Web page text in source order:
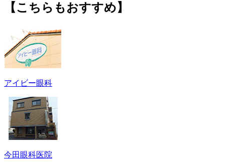
【こちらもおすすめ】
アイビー眼科
今田眼科医院